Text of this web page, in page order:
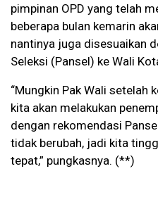
pimpinan OPD yang telah
beberapa bulan kemarin
nantinya juga disesuaikan
Seleksi (Pansel) ke Wali
“Mungkin Pak Wali setelah
kita akan melakukan
dengan rekomendasi
tidak berubah, jadi kita
tepat,” pungkasnya. (**)